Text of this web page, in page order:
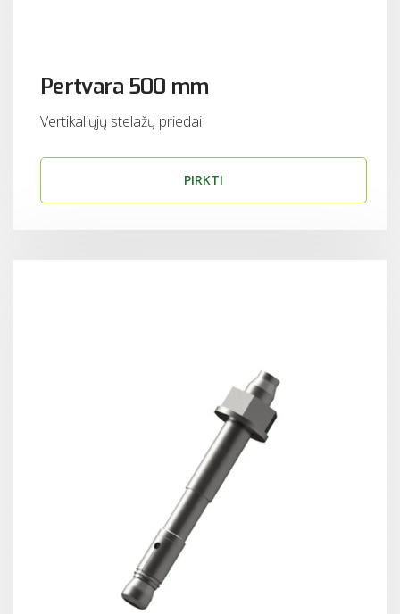
Pertvara 500 mm
Vertikaliųjų stelažų priedai
PIRKTI